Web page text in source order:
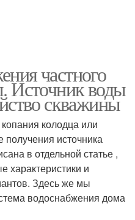
частного
Источник воды
скважины
колодца или
получения источника
в отдельной статье ,
характеристики и
Здесь же мы
водоснабжения дома